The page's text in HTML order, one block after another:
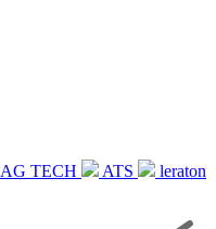
AG TECH ATS
leraton